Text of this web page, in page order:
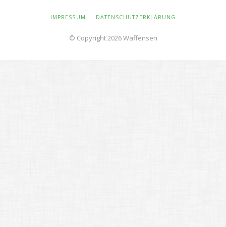
NAVIGATION
IMPRESSUM DATENSCHUTZERKLÄRUNG
© Copyright 2026 Waffensen